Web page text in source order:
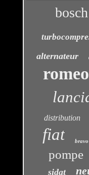
bosch
alternateur
romeo
distribution
fiat bravo
pompe
sidat